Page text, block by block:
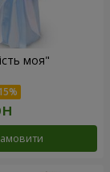
моя"